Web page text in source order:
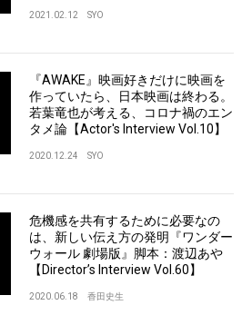
2021.02.12 SYO
『AWAKE』映画好きだけに映画を
作っていたら、日本映画は終わる。
若葉竜也が考える、コロナ禍のエン
タメ論【Actor's Interview Vol.10】
2020.12.24 SYO
危機感を共有するために必要なの
は、新しい伝え方の発明『ワンダー
ウォール 劇場版』脚本：渡辺あや
【Director’s Interview Vol.60】
2020.06.18 香田史生